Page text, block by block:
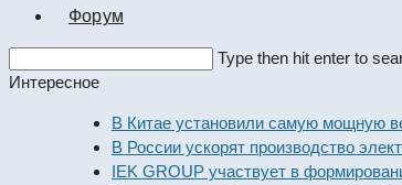
Форум
this
Type then hit enter to
Интересное
В Китае установили самую мощную
В России ускорят производство
IEK GROUP участвует в формировании